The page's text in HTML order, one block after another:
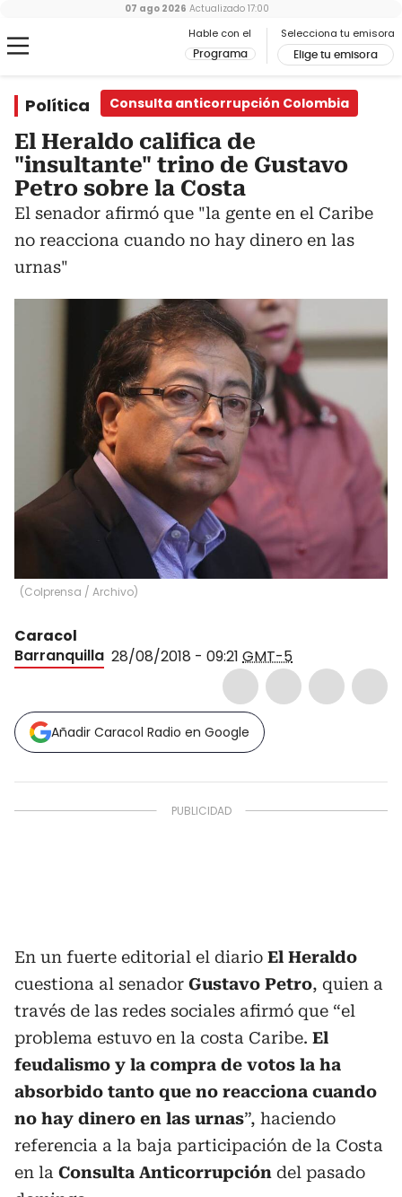
Hable con el
Programa
Selecciona tu emisora
Elige tu emisora
07 ago 2026 Actualizado 17:00
Política Consulta anticorrupción Colombia
El Heraldo califica de
"insultante" trino de Gustavo
Petro sobre la Costa
El senador afirmó que "la gente en el Caribe
no reacciona cuando no hay dinero en las
urnas"
(Colprensa / Archivo)
Caracol
Barranquilla 28/08/2018 - 09:21 GMT-5
Añadir Caracol Radio en Google
En un fuerte editorial el diario El Heraldo
cuestiona al senador Gustavo Petro, quien a
través de las redes sociales afirmó que “el
problema estuvo en la costa Caribe. El
feudalismo y la compra de votos la ha
absorbido tanto que no reacciona cuando
no hay dinero en las urnas”, haciendo
referencia a la baja participación de la Costa
en la Consulta Anticorrupción del pasado